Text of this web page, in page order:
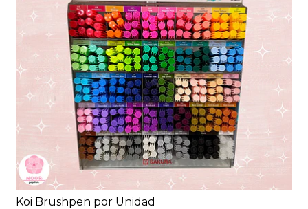
Koi Brushpen por Unidad